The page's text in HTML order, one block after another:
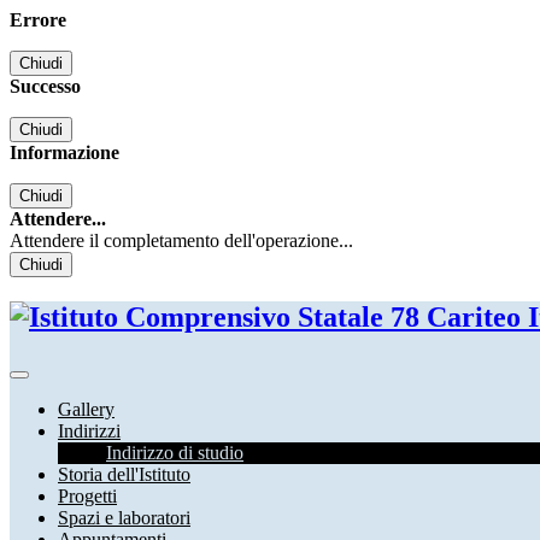
Errore
Chiudi
Successo
Chiudi
Informazione
Chiudi
Attendere...
Attendere il completamento dell'operazione...
Chiudi
Gallery
Indirizzi
Indirizzo di studio
Storia dell'Istituto
Progetti
Spazi e laboratori